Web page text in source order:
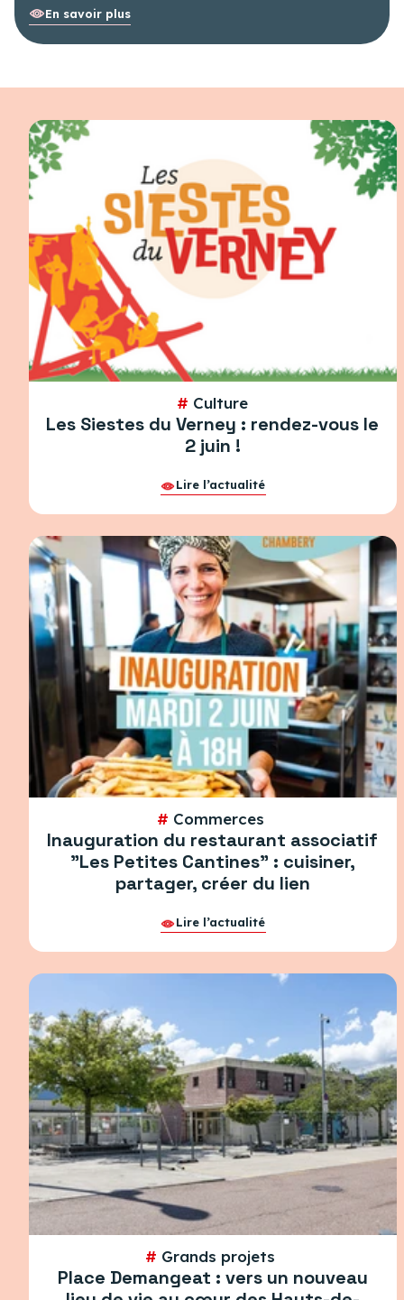
En savoir plus
# Culture
Les Siestes du Verney : rendez-vous le
2 juin !
Lire l’actualité
# Commerces
Inauguration du restaurant associatif
"Les Petites Cantines" : cuisiner,
partager, créer du lien
Lire l’actualité
# Grands projets
Place Demangeat : vers un nouveau